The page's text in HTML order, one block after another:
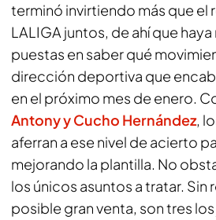
terminó invirtiendo más que el
LALIGA juntos, de ahí que
puestas en saber qué
dirección deportiva que
en el próximo mes de enero.
Antony y Cucho Hernández,
aferran a ese nivel de acierto
mejorando la plantilla. No
los únicos asuntos a tratar. Sin
posible gran venta, son tres